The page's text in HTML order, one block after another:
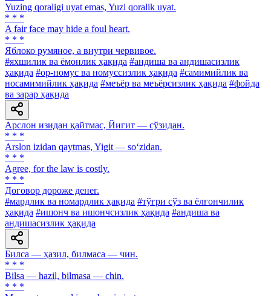
Yuzing qoraligi uyat emas, Yuzi qoralik uyat.
* * *
A fair face may hide a foul heart.
* * *
Яблоко румяное, а внутри червивое.
#яхшилик ва ёмонлик ҳақида #андиша ва андишасизлик
ҳақида #ор-номус ва номуссизлик ҳақида #самимийлик ва
носамимийлик ҳақида #меъёр ва меъёрсизлик ҳақида #фойда
ва зарар ҳақида
Арслон изидан қайтмас, Йигит — сўзидан.
* * *
Arslon izidan qaytmas, Yigit — so‘zidan.
* * *
Agree, for the law is costly.
* * *
Договор дороже денег.
#мардлик ва номардлик ҳақида #тўғри сўз ва ёлғончилик
ҳақида #ишонч ва ишончсизлик ҳақида #андиша ва
андишасизлик ҳақида
Билса — ҳазил, билмаса — чин.
* * *
Bilsa — hazil, bilmasa — chin.
* * *